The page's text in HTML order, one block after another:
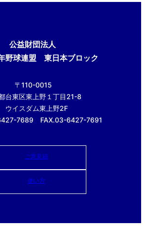
公益財団法人
野球連盟 東日本ブロック
〒110-0015
台東区東上野１丁目21-8
ウイスダム東上野2F
7689 FAX.03-6427-7691
ご意見箱
使い方